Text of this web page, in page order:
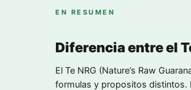
EN RESUMEN
Diferencia entre el
El Te NRG (Nature’s Raw
formulas y propositos distintos.